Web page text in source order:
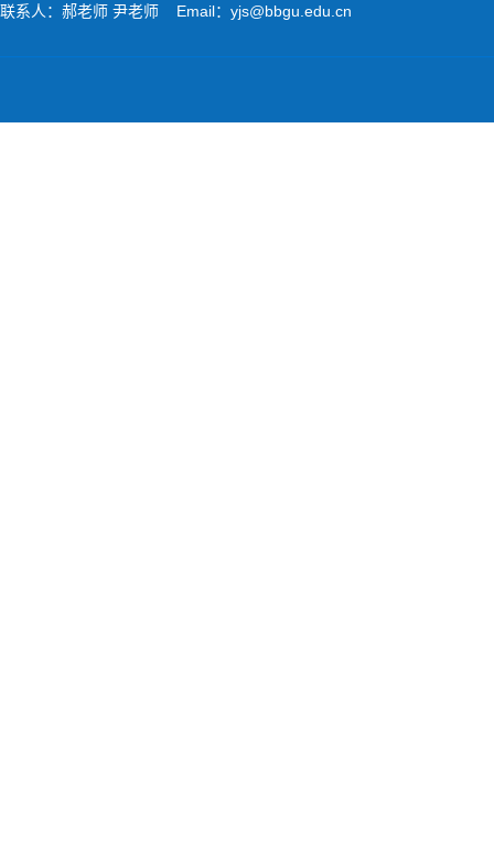
联系人：郝老师 尹老师 Email：yjs@bbgu.edu.cn